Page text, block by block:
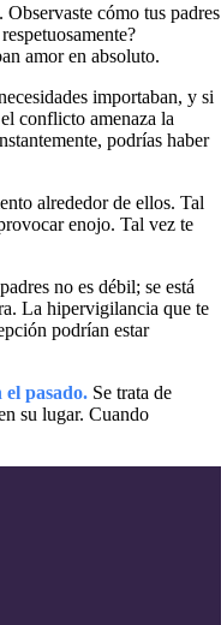
cómo tus padres
amor en absoluto.
importaban, y si
conflicto amenaza la
podrías haber
alrededor de ellos. Tal
enojo. Tal vez te
no es débil; se está
La hipervigilancia que te
podrían estar
el pasado. Se trata de
su lugar. Cuando